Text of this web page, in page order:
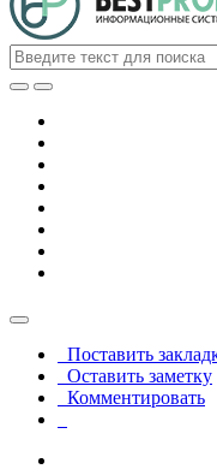
Поставить
Оставить заметку
Комментировать